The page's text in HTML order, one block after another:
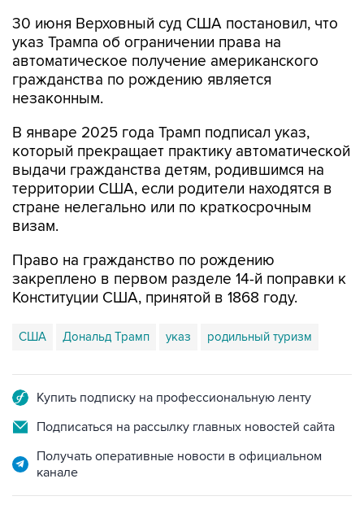
30 июня Верховный суд США постановил, что
указ Трампа об ограничении права на
автоматическое получение американского
гражданства по рождению является
незаконным.
В январе 2025 года Трамп подписал указ,
который прекращает практику автоматической
выдачи гражданства детям, родившимся на
территории США, если родители находятся в
стране нелегально или по краткосрочным
визам.
Право на гражданство по рождению
закреплено в первом разделе 14-й поправки к
Конституции США, принятой в 1868 году.
США Дональд Трамп указ родильный туризм
Купить подписку на профессиональную ленту
Подписаться на рассылку главных новостей сайта
Получать оперативные новости в официальном
канале